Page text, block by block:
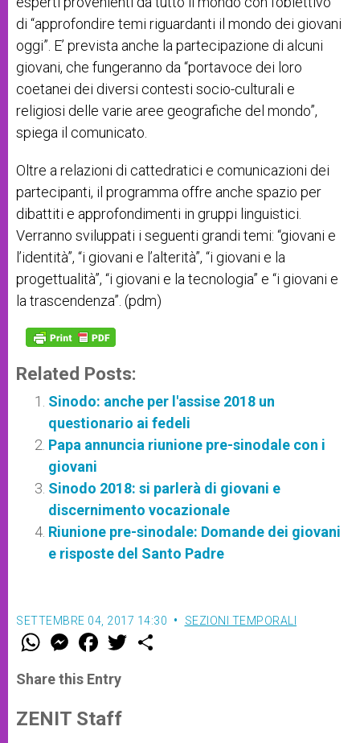
di “approfondire temi riguardanti il mondo dei giovani
oggi”. E’ prevista anche la partecipazione di alcuni
giovani, che fungeranno da “portavoce dei loro
coetanei dei diversi contesti socio-culturali e
religiosi delle varie aree geografiche del mondo”,
spiega il comunicato.
Oltre a relazioni di cattedratici e comunicazioni dei
partecipanti, il programma offre anche spazio per
dibattiti e approfondimenti in gruppi linguistici.
Verranno sviluppati i seguenti grandi temi: “giovani e
l’identità”, “i giovani e l’alterità”, “i giovani e la
progettualità”, “i giovani e la tecnologia” e “i giovani e
la trascendenza”. (pdm)
Related Posts:
Sinodo: anche per l'assise 2018 un
questionario ai fedeli
Papa annuncia riunione pre-sinodale con i
giovani
Sinodo 2018: si parlerà di giovani e
discernimento vocazionale
Riunione pre-sinodale: Domande dei giovani
e risposte del Santo Padre
SETTEMBRE 04, 2017 14:30 SEZIONI TEMPORALI
W
t
s
p
p
M
e
s
e
g
e
F
a
e
b
o
k
w
Share this Entry
ZENIT Staff